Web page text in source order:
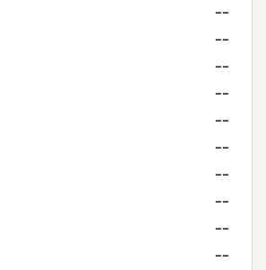
--
--
--
--
--
--
--
--
--
--